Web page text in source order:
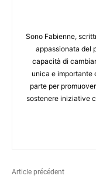
Sono Fabienne,
appassionata del
capacità di
unica e importante
parte per
sostenere iniziative
Article précédent